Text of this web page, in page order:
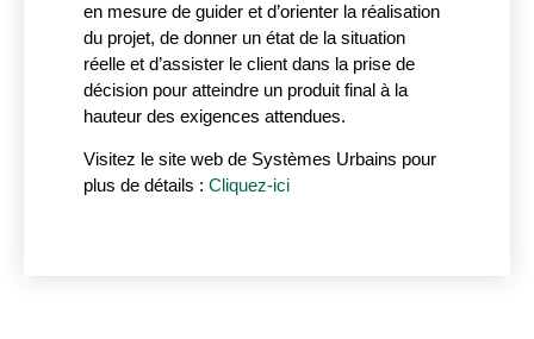
en mesure de guider et d’orienter la réalisation
du projet, de donner un état de la situation
réelle et d’assister le client dans la prise de
décision pour atteindre un produit final à la
hauteur des exigences attendues.
Visitez le site web de Systèmes Urbains pour
plus de détails : Cliquez-ici